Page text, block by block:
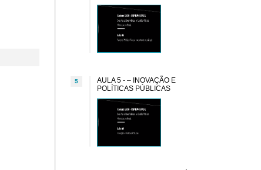
5
AULA 5 - – INOVAÇÃO E
POLÍTICAS PÚBLICAS